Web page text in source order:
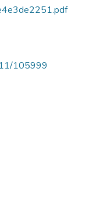
105999